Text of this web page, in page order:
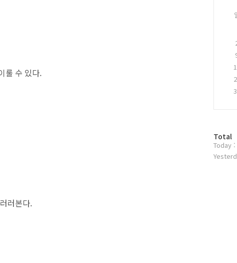
룰 수 있다.
러본다.
방
문
자
Total
Today :